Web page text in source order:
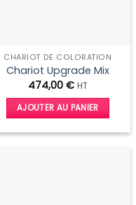
CHARIOT DE COLORATION
Chariot Upgrade Mix
474,00 € HT
AJOUTER AU PANIER